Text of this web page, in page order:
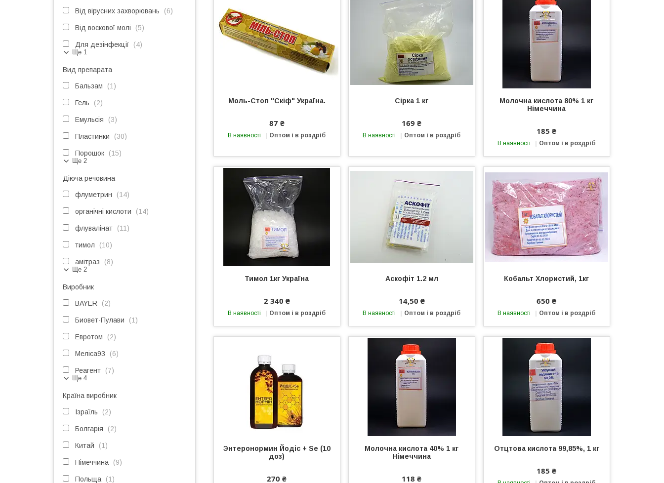
Моль-Стоп "Скіф" Україна.
87 ₴
В наявності Оптом і в роздріб
Сірка 1 кг
169 ₴
В наявності Оптом і в роздріб
Молочна кислота 80% 1 кг
Німеччина
185 ₴
В наявності Оптом і в роздріб
Тимол 1кг Україна
2 340 ₴
В наявності Оптом і в роздріб
Аскофіт 1.2 мл
14,50 ₴
В наявності Оптом і в роздріб
Кобальт Хлористий, 1кг
650 ₴
В наявності Оптом і в роздріб
Энтеронормин Йодіс + Se (10
доз)
270 ₴
Молочна кислота 40% 1 кг
Німеччина
118 ₴
Отцтова кислота 99,85%, 1 кг
185 ₴
Від вірусних захворювань 6
Від воскової молі 5
Для дезінфекції 4
Ще 1
Вид препарата
Бальзам 1
Гель 2
Емульсія 3
Пластинки 30
Порошок 15
Ще 2
Діюча речовина
флуметрин 14
органічні кислоти 14
флувалінат 11
тимол 10
амітраз 8
Ще 2
Виробник
BAYER 2
Биовет-Пулави 1
Евротом 2
Меліса93 6
Реагент 7
Ще 4
Країна виробник
Ізраїль 2
Болгарія 2
Китай 1
Німеччина 9
Польща 1